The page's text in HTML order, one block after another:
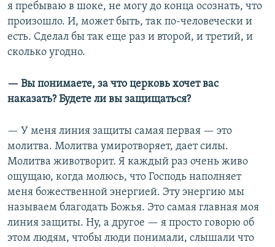
я пребываю в шоке, не могу до конца осознать, что
произошло. И, может быть, так по-человечески и
есть. Сделал бы так еще раз и второй, и третий, и
сколько угодно.
— Вы понимаете, за что церковь хочет вас
наказать? Будете ли вы защищаться?
— У меня линия защиты самая первая — это
молитва. Молитва умиротворяет, дает силы.
Молитва животворит. Я каждый раз очень живо
ощущаю, когда молюсь, что Господь наполняет
меня божественной энергией. Эту энергию мы
называем благодать Божья. Это самая главная моя
линия защиты. Ну, а другое — я просто говорю об
этом людям, чтобы люди понимали, слышали что